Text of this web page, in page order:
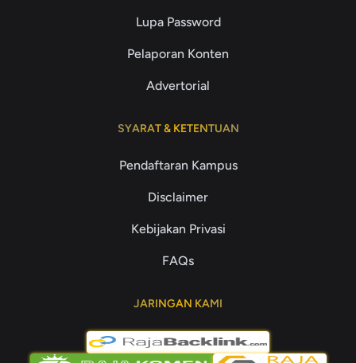
Lupa Password
Pelaporan Konten
Advertorial
SYARAT & KETENTUAN
Pendaftaran Kampus
Disclaimer
Kebijakan Privasi
FAQs
JARINGAN KAMI